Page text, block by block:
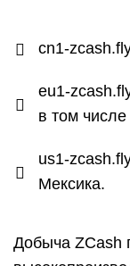
cn1-
eu1-
в том
us1-
Мексика.
Добыча ZCash